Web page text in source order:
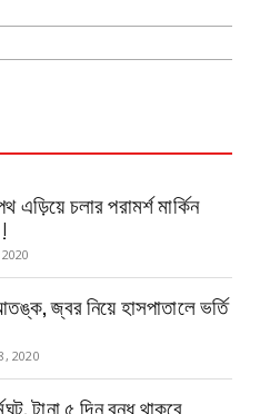
2019
চলার পরামর্শ মার্কিন
জ্বর নিয়ে হাসপাতালে ভর্তি
2020
টানা ৫ দিন বন্ধ থাকবে